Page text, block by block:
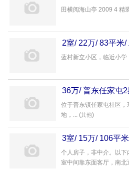
田横阅海山亭 2009 4 精
2室/ 22万/ 83平米
蓝村新立小区，临近小
36万/ 普东任家屯
位于普东镇任家屯社区
地，... (其他)
3室/ 15万/ 106平
个人房子，非中介。以
室中间靠东面客厅，南